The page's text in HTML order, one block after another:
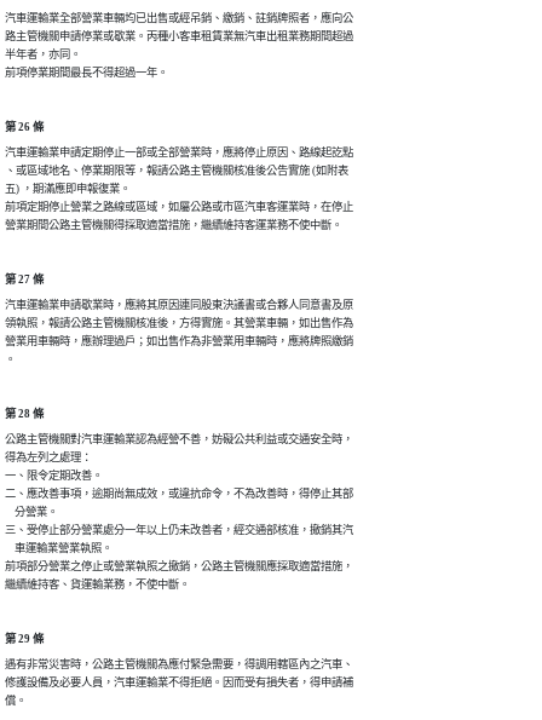
汽車運輸業全部營業車輛均已出售或經吊銷、繳銷、註銷牌照者，應向公
路主管機關申請停業或歇業。丙種小客車租賃業無汽車出租業務期間超過
半年者，亦同。
前項停業期間最長不得超過一年。
第 26 條
汽車運輸業申請定期停止一部或全部營業時，應將停止原因、路線起訖點
、或區域地名、停業期限等，報請公路主管機關核准後公告實施 (如附表
五) ，期滿應即申報復業。
前項定期停止營業之路線或區域，如屬公路或市區汽車客運業時，在停止
營業期間公路主管機關得採取適當措施，繼續維持客運業務不使中斷。
第 27 條
汽車運輸業申請歇業時，應將其原因連同股東決議書或合夥人同意書及原
領執照，報請公路主管機關核准後，方得實施。其營業車輛，如出售作為
營業用車輛時，應辦理過戶；如出售作為非營業用車輛時，應將牌照繳銷
。
第 28 條
公路主管機關對汽車運輸業認為經營不善，妨礙公共利益或交通安全時，
得為左列之處理：
一、限令定期改善。
二、應改善事項，逾期尚無成效，或違抗命令，不為改善時，得停止其部
    分營業。
三、受停止部分營業處分一年以上仍未改善者，經交通部核准，撤銷其汽
    車運輸業營業執照。
前項部分營業之停止或營業執照之撤銷，公路主管機關應採取適當措施，
繼續維持客、貨運輸業務，不使中斷。
第 29 條
遇有非常災害時，公路主管機關為應付緊急需要，得調用轄區內之汽車、
修護設備及必要人員，汽車運輸業不得拒絕。因而受有損失者，得申請補
償。